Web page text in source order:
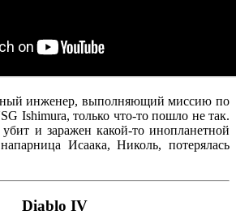
инженер, выполняющий миссию по
Ishimura, только что-то пошло не так.
и заражен какой-то инопланетной
Исаака, Николь, потерялась
Diablo IV